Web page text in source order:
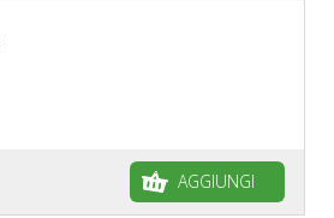
AGGIUNGI